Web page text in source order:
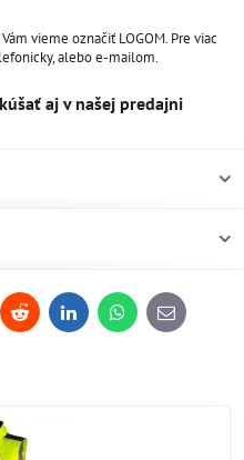
vieme označiť LOGOM. Pre viac
alebo e-mailom.
aj v našej predajni
Reddit LinkedInWhatsApp
E-
mail